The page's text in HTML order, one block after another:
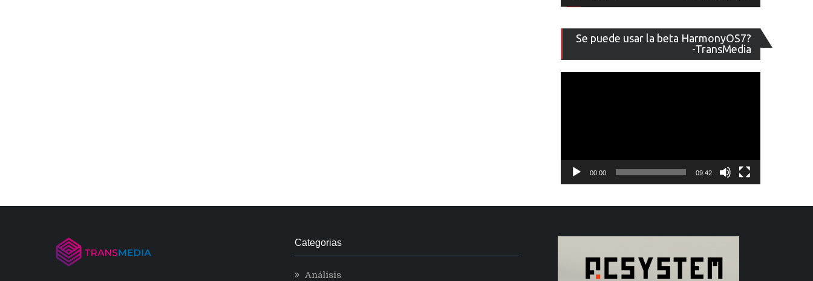
Se puede usar la beta HarmonyOS7?
-TransMedia
de
vídeo
00:00 09:42
Categorias
Análisis